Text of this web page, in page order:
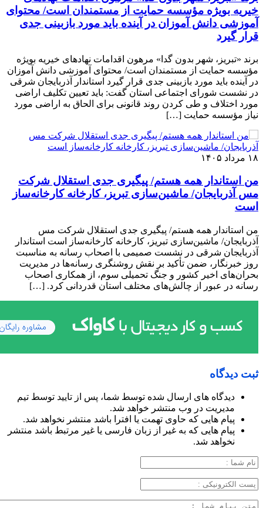
خیریه بویژه مؤسسه حمایت از مستمندان است/ محتوای
آموزشی دانش آموزان در آینده باید مورد بازبینی جدی
قرار گیرد
برند «تبریز، شهر بدون گدا» مرهون اقدامات نهادهای خیریه بویژه
مؤسسه حمایت از مستمندان است/ محتوای آموزشی دانش آموزان
در آینده باید مورد بازبینی جدی قرار گیرد استاندار آذربایجان شرقی
در نشست شورای اجتماعی استان گفت: باید تعیین تکلیف اراضی
مورد اختلاف و طی کردن روند قانونی برای الحاق به اراضی مورد
نیاز مؤسسه حمایت […]
۱۸ مرداد ۱۴۰۵
من استاندار همه هستم/ پیگیری جدی استقلال شرکت
مس آذربایجان/ ماشین‌سازی تبریز، کارخانه کارخانه‌ساز
است
من استاندار همه هستم/ پیگیری جدی استقلال شرکت مس
آذربایجان/ ماشین‌سازی تبریز، کارخانه کارخانه‌ساز است استاندار
آذربایجان شرقی در نشست صمیمی با اصحاب رسانه به مناسبت
روز خبرنگار، ضمن تأکید بر نقش روشنگری رسانه‌ها در مدیریت
بحران‌های اخیر کشور و جنگ تحمیلی سوم، از همکاری اصحاب
رسانه در عبور از چالش‌های مختلف استان قدردانی کرد. […]
ثبت دیدگاه
دیدگاه های ارسال شده توسط شما، پس از تایید توسط تیم
مدیریت در وب منتشر خواهد شد.
پیام هایی که حاوی تهمت یا افترا باشد منتشر نخواهد شد.
پیام هایی که به غیر از زبان فارسی یا غیر مرتبط باشد منتشر
نخواهد شد.